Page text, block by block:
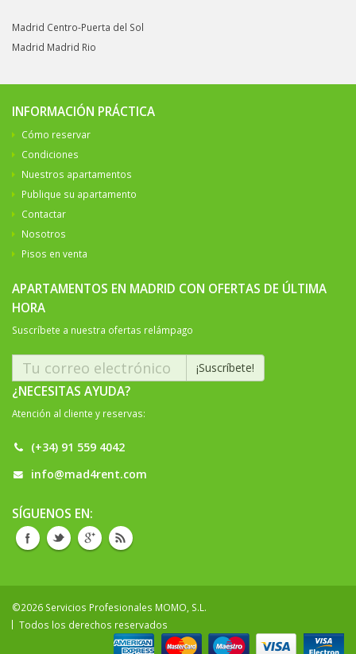
Madrid Centro-Puerta del Sol
Madrid Madrid Rio
INFORMACIÓN PRÁCTICA
Cómo reservar
Condiciones
Nuestros apartamentos
Publique su apartamento
Contactar
Nosotros
Pisos en venta
APARTAMENTOS EN MADRID CON OFERTAS DE ÚLTIMA
HORA
Suscríbete a nuestra ofertas relámpago
¿NECESITAS AYUDA?
Atención al cliente y reservas:
(+34) 91 559 4042
info@mad4rent.com
SÍGUENOS EN:
©2026 Servicios Profesionales MOMO, S.L.
Todos los derechos reservados